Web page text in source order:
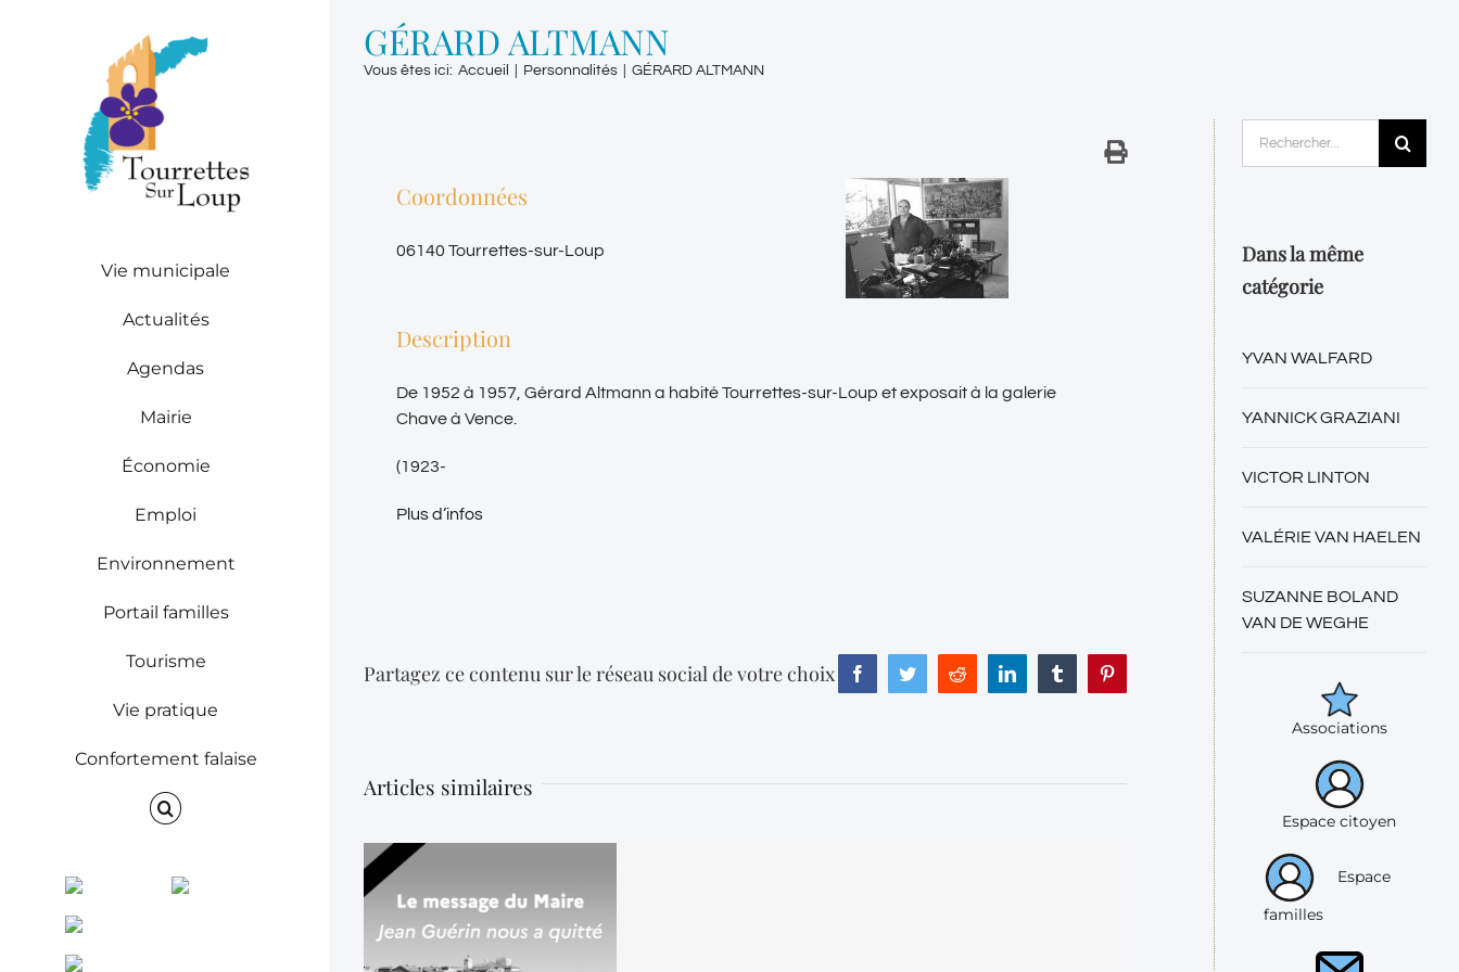
Vie municipale
Actualités
Agendas
Mairie
Économie
Emploi
Environnement
Portail familles
Tourisme
Vie pratique
Confortement falaise
Facebook Instagram
ENVINET
RRS
GÉRARD ALTMANN
Vous êtes ici: Accueil Personnalités GÉRARD ALTMANN
Coordonnées
06140 Tourrettes-sur-Loup
Description
De 1952 à 1957, Gérard Altmann a habité Tourrettes-sur-Loup et exposait à la galerie
Chave à Vence.
(1923-
Plus d’infos
Partagez ce contenu sur le réseau social de votre choix FacebookTwitterReddit LinkedIn Tumblr
Articles similaires
Dans la même
catégorie
YVAN WALFARD
YANNICK GRAZIANI
VICTOR LINTON
VALÉRIE VAN HAELEN
SUZANNE BOLAND
VAN DE WEGHE
Associations
Espace citoyen
Espace
familles